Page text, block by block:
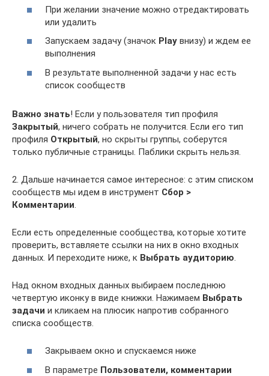
При желании значение можно отредактировать
или удалить
Запускаем задачу (значок Play внизу) и ждем ее
выполнения
В результате выполненной задачи у нас есть
список сообществ
Важно знать! Если у пользователя тип профиля
Закрытый, ничего собрать не получится. Если его тип
профиля Открытый, но скрыты группы, соберутся
только публичные страницы. Паблики скрыть нельзя.
2. Дальше начинается самое интересное: с этим списком
сообществ мы идем в инструмент Сбор >
Комментарии
Если есть определенные сообщества, которые хотите
проверить, вставляете ссылки на них в окно входных
данных. И переходите ниже, к Выбрать аудиторию
Над окном входных данных выбираем последнюю
четвертую иконку в виде книжки. Нажимаем Выбрать
задачи и кликаем на плюсик напротив собранного
списка сообществ.
Закрываем окно и спускаемся ниже
В параметре Пользователи, комментарии